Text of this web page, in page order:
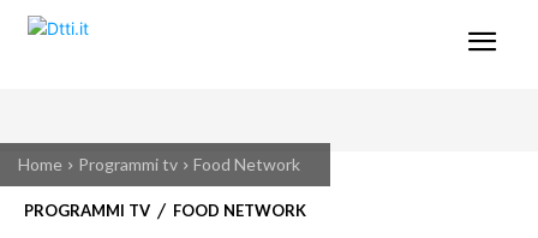
Home Programmi tv Food Network
PROGRAMMI TV FOOD NETWORK